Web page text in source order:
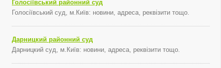
Голосіївський районний суд
Голосіївський суд, м.Київ: новини, адреса, реквізити тощо.
Дарницкий районний суд
Дарницкий суд, м.Київ: новини, адреса, реквізити тощо.